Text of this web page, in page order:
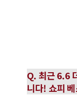
Q. 최근 6.6
니다! 쇼피